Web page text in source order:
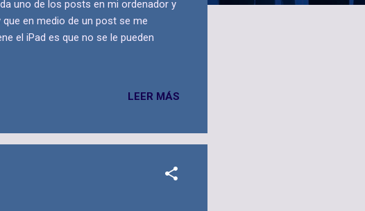
uno de los posts en mi ordenador y
en medio de un post se me
el iPad es que no se le pueden
LEER MÁS